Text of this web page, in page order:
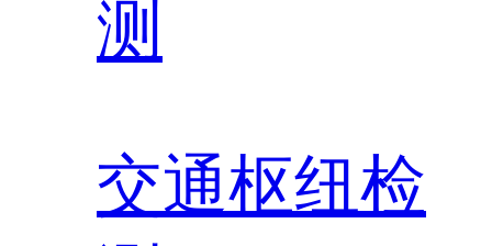
测
交通枢纽检